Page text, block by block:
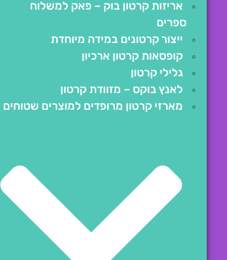
אריזות קרטון בוק – פאק למשלוח
ספרים
ייצור קרטונים במידה מיוחדת
קופסאות קרטון ארכיון
גלילי קרטון
לאנץ בוקס – מזוודת קרטון
מארזי קרטון מרופדים למוצרים שטוחים